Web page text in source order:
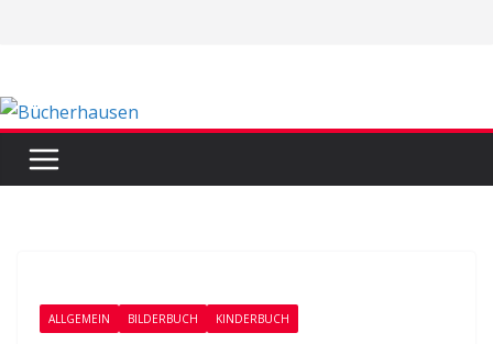
ALLGEMEIN BILDERBUCH KINDERBUCH